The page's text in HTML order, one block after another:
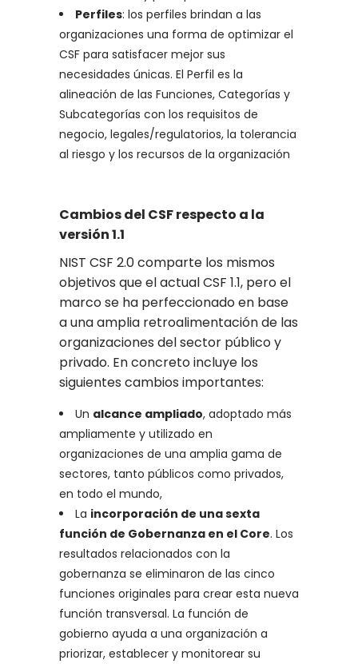
Perfiles: los perfiles brindan a las
organizaciones una forma de optimizar el
CSF para satisfacer mejor sus
necesidades únicas. El Perfil es la
alineación de las Funciones, Categorías y
Subcategorías con los requisitos de
negocio, legales/regulatorios, la tolerancia
al riesgo y los recursos de la organización
Cambios del CSF respecto a la
versión 1.1
NIST CSF 2.0 comparte los mismos
objetivos que el actual CSF 1.1, pero el
marco se ha perfeccionado en base
a una amplia retroalimentación de las
organizaciones del sector público y
privado. En concreto incluye los
siguientes cambios importantes:
Un alcance ampliado, adoptado más
ampliamente y utilizado en
organizaciones de una amplia gama de
sectores, tanto públicos como privados,
en todo el mundo,
La incorporación de una sexta
función de Gobernanza en el Core. Los
resultados relacionados con la
gobernanza se eliminaron de las cinco
funciones originales para crear esta nueva
función transversal. La función de
gobierno ayuda a una organización a
priorizar, establecer y monitorear su